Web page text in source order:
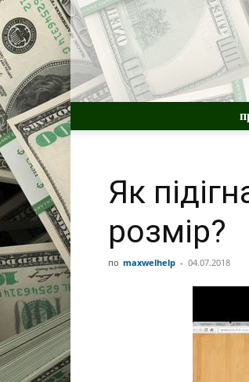
Як
розмір?
по maxwelhelp - 04.07.2018